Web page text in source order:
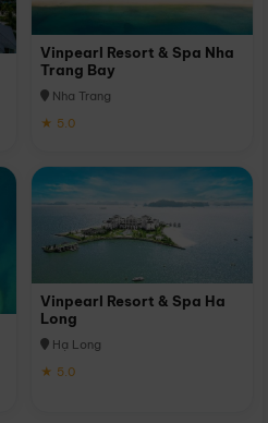
Vinpearl Resort & Spa Nha
Trang Bay
Nha Trang
★ 5.0
Vinpearl Resort & Spa Ha
Long
Hạ Long
★ 5.0